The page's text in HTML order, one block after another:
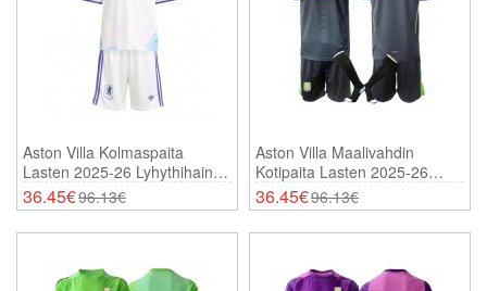
Aston Villa Kolmaspaita
Lasten 2025-26 Lyhythihainen
(+ Shortsit)
36.45€96.13€
Aston Villa Maalivahdin
Kotipaita Lasten 2025-26
Lyhythihainen (+ Shortsit)
36.45€96.13€